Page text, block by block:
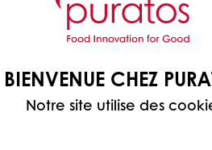
BIENVENUE CHEZ
Notre site utilise des